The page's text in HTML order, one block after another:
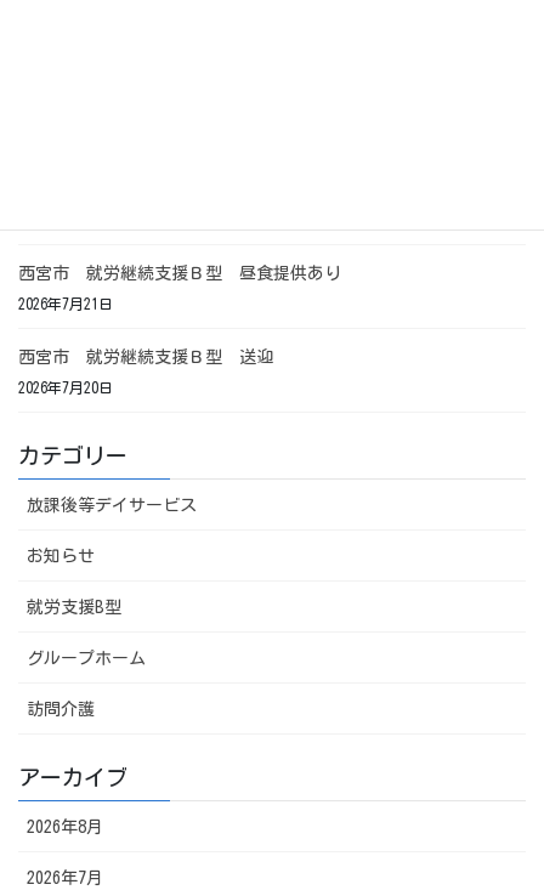
西宮市 就労継続支援Ｂ型 昼食提供あり
2026年7月21日
西宮市 就労継続支援Ｂ型 送迎
2026年7月20日
カテゴリー
放課後等デイサービス
お知らせ
就労支援B型
グループホーム
訪問介護
アーカイブ
2026年8月
2026年7月